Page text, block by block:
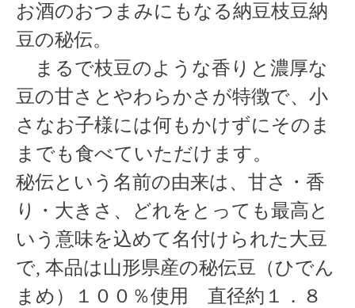
お酒のおつまみにもなる納豆枝豆納
豆の秘伝。
まるで枝豆のような香りと濃厚な
豆の甘さとやわらかさが特徴で、小
さなお子様には何もかけずにそのま
までも食べていただけます。
秘伝という名前の由来は、甘さ・香
り・大きさ、どれをとっても最高と
いう意味を込めて名付けられた大豆
で, 本品は山形県産の秘伝豆（ひでん
まめ）１００％使用 直径約１．８